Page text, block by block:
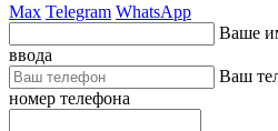
Max Telegram WhatsApp
Ваше
ввода
Ваш
номер телефона